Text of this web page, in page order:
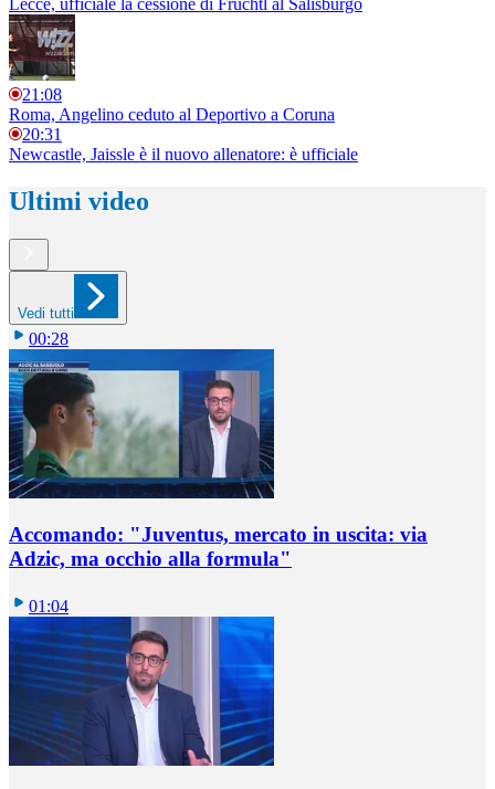
21:08
Roma, Angelino ceduto al Deportivo a Coruna
20:31
Newcastle, Jaissle è il nuovo allenatore: è ufficiale
Ultimi video
Vedi tutti
00:28
Accomando: "Juventus, mercato in uscita: via
Adzic, ma occhio alla formula"
01:04